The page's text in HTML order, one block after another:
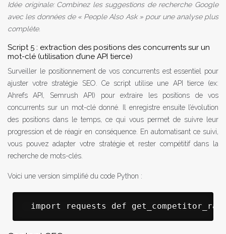
Idée originale: Combinez les suggestions de recherche Google
avec les données de « People Also Ask » pour une analyse plus
complète.
Script 5 : extraction des positions des concurrents sur un
mot-clé (utilisation d’une API tierce)
Surveiller le positionnement de vos concurrents est essentiel pour
ajuster votre stratégie SEO. Ce script utilise une API tierce (ex:
Ahrefs API, Semrush API) pour extraire les positions de vos
concurrents sur un mot-clé donné. Il enregistre ensuite l’évolution
des positions dans le temps, ce qui vous permet de suivre leur
progression et de réagir en conséquence. En automatisant ce suivi,
vous pouvez adapter votre stratégie et rester compétitif dans la
recherche de mots-clés.
Voici une version simplifié du code Python :
import requests def